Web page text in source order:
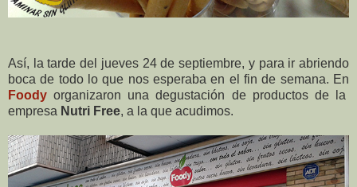
Así, la tarde del jueves 24 de septiembre, y para ir abriendo
boca de todo lo que nos esperaba en el fin de semana. En
Foody organizaron una degustación de productos de la
empresa Nutri Free, a la que acudimos.